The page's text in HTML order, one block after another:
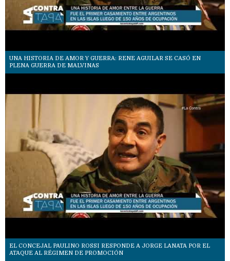
UNA HISTORIA DE AMOR Y GUERRA: RENE AGUILAR SE CASÓ EN
PLENA GUERRA DE MALVINAS
EL CONCEJAL PAULINO ROSSI RESPONDE A JORGE LANATA POR EL
ATAQUE AL RÉGIMEN DE PROMOCIÓN